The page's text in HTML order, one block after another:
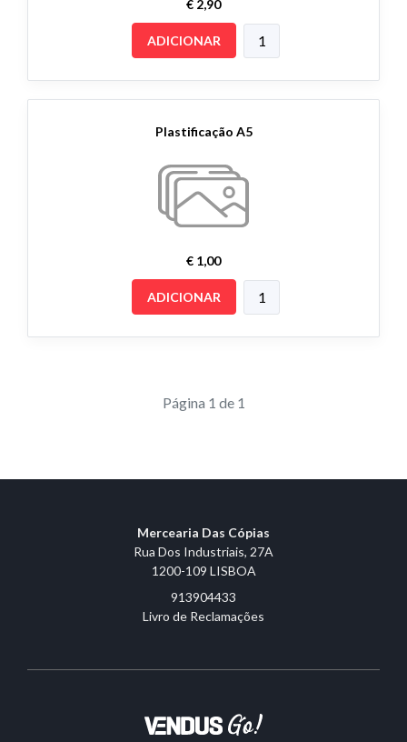
€ 2,90
ADICIONAR
Plastificação A5
€ 1,00
ADICIONAR
Página 1 de 1
Mercearia Das Cópias
Rua Dos Industriais, 27A
1200-109 LISBOA
913904433
Livro de Reclamações